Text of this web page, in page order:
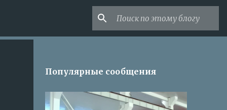
Популярные сообщения